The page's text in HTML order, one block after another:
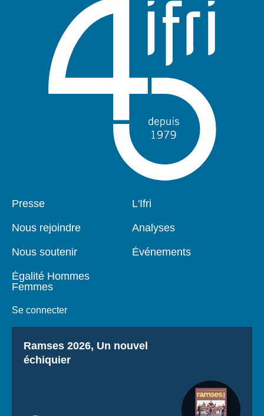
Pied
Presse
Nous rejoindre
Nous soutenir
Égalité Hommes
Femmes
Se connecter
Navigation
L'Ifri
Analyses
Événements
Titre
Ramses 2026, Un nouvel
échiquier